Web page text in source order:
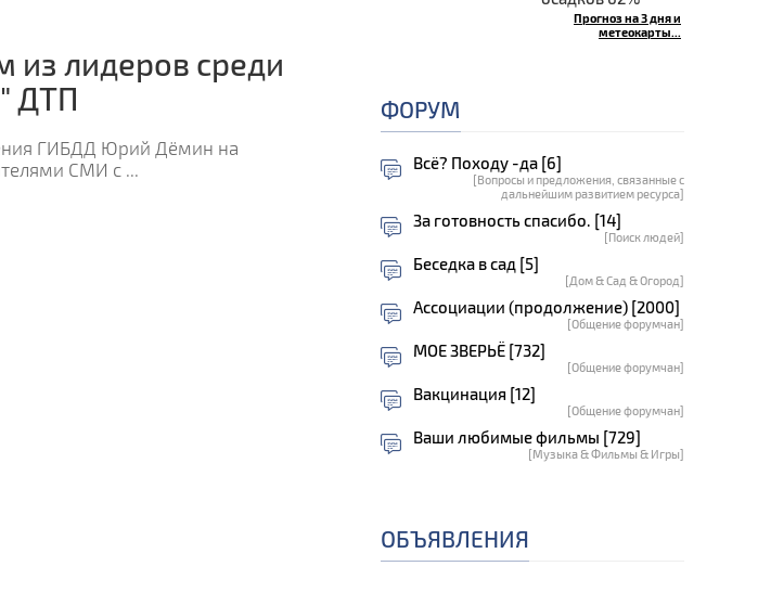
из лидеров среди
ДТП
ГИБДД Юрий Дёмин на
СМИ с ...
Прогноз на 3 дня и
метеокарты...
ФОРУМ
Всё? Походу -да [6]
[Вопросы и предложения, связанные с
дальнейшим развитием ресурса]
За готовность спасибо. [14]
[Поиск людей]
Беседка в сад [5]
[Дом & Сад & Огород]
Ассоциации (продолжение) [2000]
[Общение форумчан]
МОЕ ЗВЕРЬЁ [732]
[Общение форумчан]
Вакцинация [12]
[Общение форумчан]
Ваши любимые фильмы [729]
[Музыка & Фильмы & Игры]
ОБЪЯВЛЕНИЯ